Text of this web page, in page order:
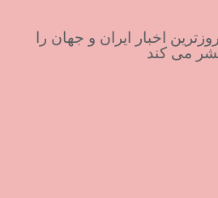
اخبار ایران و جهان را
می کند